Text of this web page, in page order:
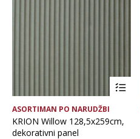
ASORTIMAN PO NARUDŽBI
KRION Willow 128,5x259cm,
dekorativni panel